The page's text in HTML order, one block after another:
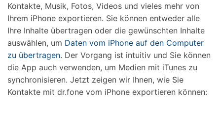
Kontakte, Musik, Fotos, Videos und vieles mehr von
Ihrem iPhone exportieren. Sie können entweder alle
Ihre Inhalte übertragen oder die gewünschten Inhalte
auswählen, um Daten vom iPhone auf den Computer
zu übertragen. Der Vorgang ist intuitiv und Sie können
die App auch verwenden, um Medien mit iTunes zu
synchronisieren. Jetzt zeigen wir Ihnen, wie Sie
Kontakte mit dr.fone vom iPhone exportieren können: